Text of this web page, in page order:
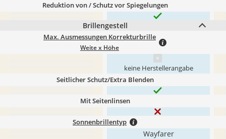
Reduktion von / Schutz vor Spiegelungen
Brillengestell
Max. Ausmessungen Korrekturbrille
Weite x Höhe
keine Herstellerangabe
Seitlicher Schutz/Extra Blenden
Mit Seitenlinsen
Sonnenbrillentyp
Wayfarer